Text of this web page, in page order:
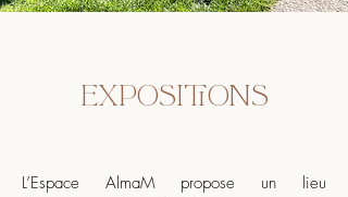
EXPOSITIONS
L’Espace AlmaM propose un lieu